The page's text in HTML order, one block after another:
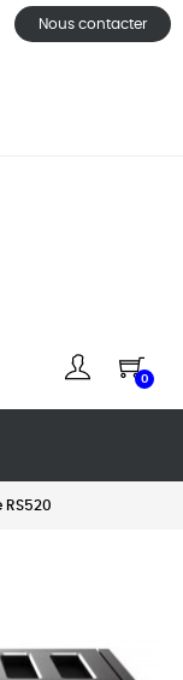
Nous contacter
0
RS520